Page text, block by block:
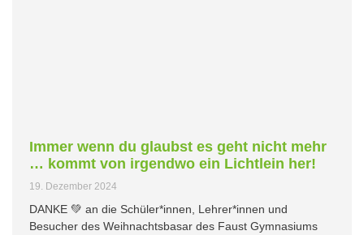
Immer wenn du glaubst es geht nicht mehr
… kommt von irgendwo ein Lichtlein her!
19. Dezember 2024
DANKE 💚 an die Schüler*innen, Lehrer*innen und
Besucher des Weihnachtsbasar des Faust Gymnasiums